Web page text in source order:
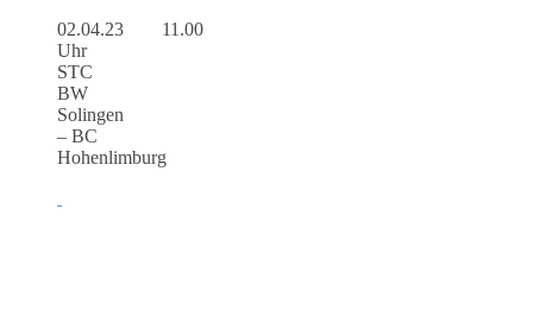
02.04.23 11.00
Uhr
STC
BW
Solingen
– BC
Hohenlimburg